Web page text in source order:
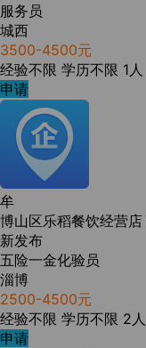
服务员
城西
3500-4500元
经验不限 学历不限 1人
申请
牟
博山区乐稻餐饮经营店
新发布
五险一金化验员
淄博
2500-4500元
经验不限 学历不限 2人
申请